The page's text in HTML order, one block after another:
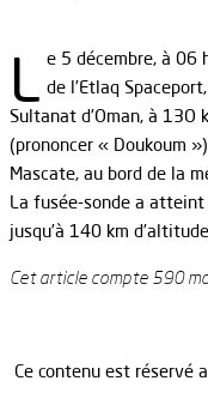
L e 5 décembre, à 06
de l’Etlaq
Sultanat d’Oman, à
(prononcer « Doukoum
Mascate, au bord de la
La fusée-sonde a
jusqu’à 140 km d’altitude.
Cet article compte 590
Ce contenu est réservé